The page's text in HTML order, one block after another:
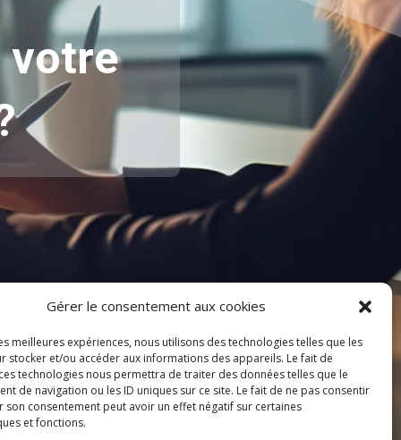
Gérer le consentement aux cookies
meilleures expériences, nous utilisons des technologies telles que les
stocker et/ou accéder aux informations des appareils. Le fait de
technologies nous permettra de traiter des données telles que le
de navigation ou les ID uniques sur ce site. Le fait de ne pas consentir
son consentement peut avoir un effet négatif sur certaines
et fonctions.
votre